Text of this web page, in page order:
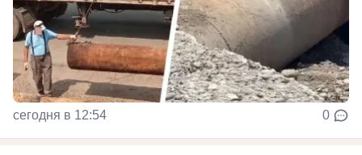
сегодня в 12:54 0